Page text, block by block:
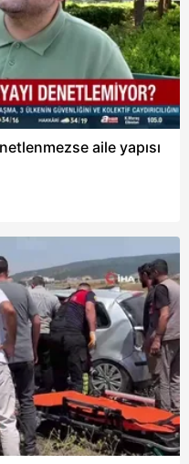
aile yapısı